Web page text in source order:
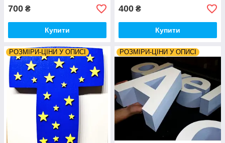
700 ₴
Купити
400 ₴
Купити
РОЗМІРИ-ЦІНИ У ОПИСІ РОЗМІРИ-ЦІНИ У ОПИСІ